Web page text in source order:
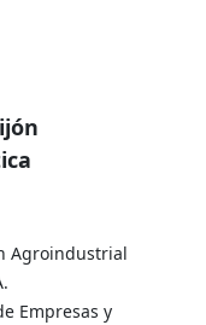
Agroindustrial
Empresas y